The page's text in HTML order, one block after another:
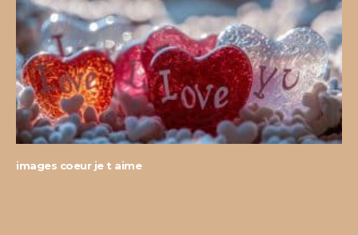
images coeur je t aime